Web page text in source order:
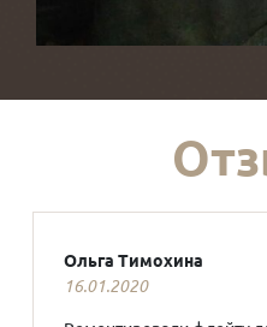
Ольга Тимохина
16.01.2020